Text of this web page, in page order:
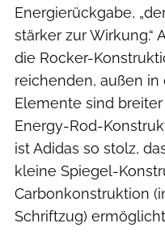
Energierückgabe,
stärker zur Wirkung.“
die Rocker-
reichenden, außen
Elemente sind
Energy-Rod-
ist Adidas so stolz,
kleine Spiegel-
Carbonkonstruktion
Schriftzug)